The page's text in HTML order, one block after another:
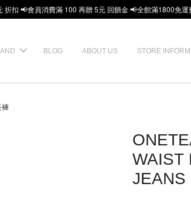
折扣 📢會員消費滿 100 再贈 5元 回饋金 📢全館滿1800免運
BLOG ABOUT US STORE
褲
WAIST
JEANS